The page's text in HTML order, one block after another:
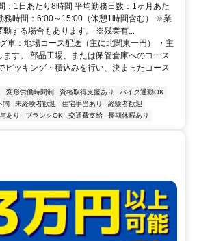
：1日あたり8時間 平均勤務日数：1ヶ月あた
務時間：6:00～15:00（休憩1時間含む） ※業
動する場合もあります。 ※残業有...
車：地場コース配送（主に北関東一円） ・主
ます。 部品工場、または保管倉庫へのコース
ピッキング・積込みを行い、決まったコース
変形労働時間制 資格取得支援あり
バイク通勤OK
問 未経験者歓迎 住宅手当あり
経験者歓迎
あり ブランクOK 交通費支給 長期休暇あり